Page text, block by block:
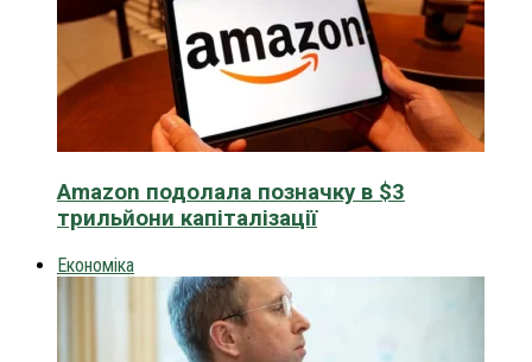
Amazon подолала позначку в $3
трильйони капіталізації
Економіка